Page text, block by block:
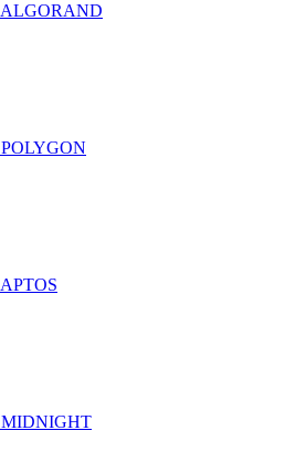
ALGORAND
POLYGON
APTOS
MIDNIGHT